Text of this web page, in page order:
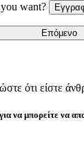
want?
Επόμενο
ότι είστε
να μπορείτε να